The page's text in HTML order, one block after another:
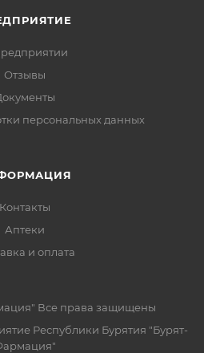
Отзывы
персональных данных
Контакты
Аптеки
и оплата
Все права защищены
Республики Бурятия "Бурят-